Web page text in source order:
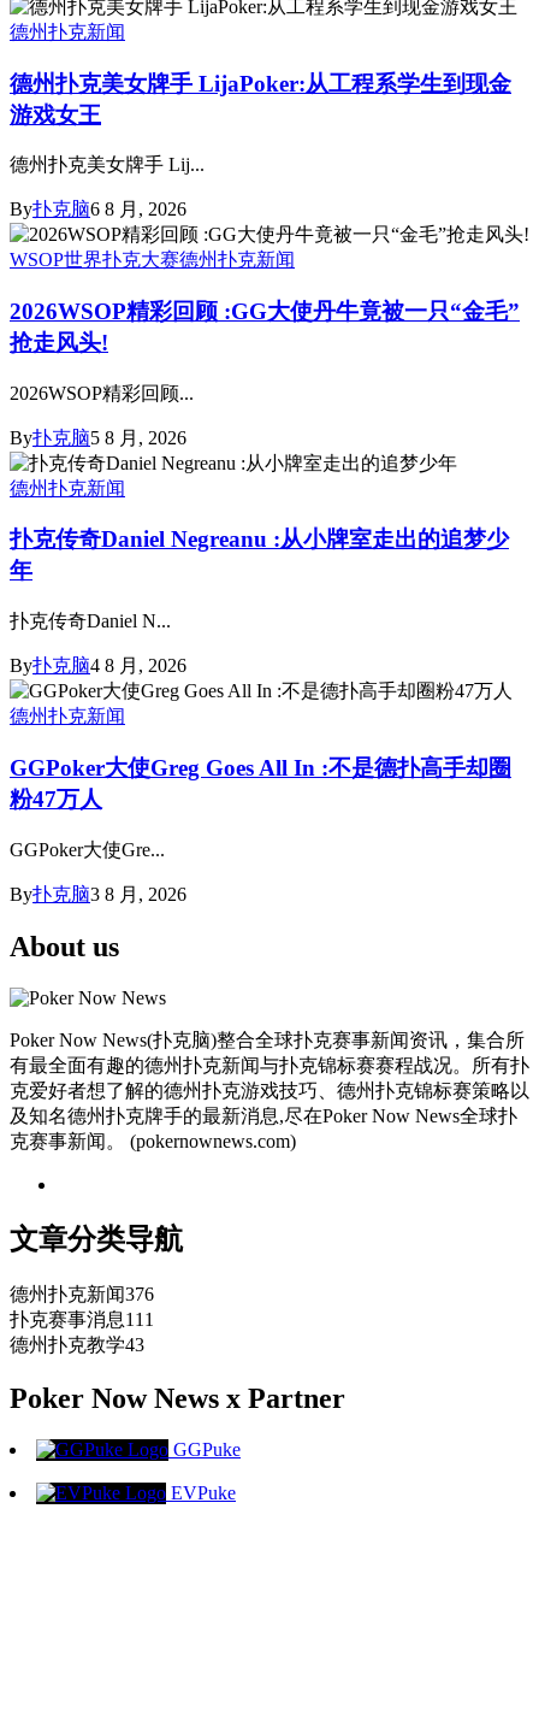
德州扑克新闻
德州扑克美女牌手 LijaPoker:从工程系学生到现金
游戏女王
德州扑克美女牌手 Lij...
By扑克脑6 8 月, 2026
WSOP世界扑克大赛德州扑克新闻
2026WSOP精彩回顾 :GG大使丹牛竟被一只“金毛”
抢走风头!
2026WSOP精彩回顾...
By扑克脑5 8 月, 2026
德州扑克新闻
扑克传奇Daniel Negreanu :从小牌室走出的追梦少
年
扑克传奇Daniel N...
By扑克脑4 8 月, 2026
德州扑克新闻
GGPoker大使Greg Goes All In :不是德扑高手却圈
粉47万人
GGPoker大使Gre...
By扑克脑3 8 月, 2026
About us
Poker Now News(扑克脑)整合全球扑克赛事新闻资讯，集合所
有最全面有趣的德州扑克新闻与扑克锦标赛赛程战况。所有扑
克爱好者想了解的德州扑克游戏技巧、德州扑克锦标赛策略以
及知名德州扑克牌手的最新消息,尽在Poker Now News全球扑
克赛事新闻。 (pokernownews.com)
文章分类导航
德州扑克新闻376
扑克赛事消息111
德州扑克教学43
Poker Now News x Partner
GGPuke
EVPuke